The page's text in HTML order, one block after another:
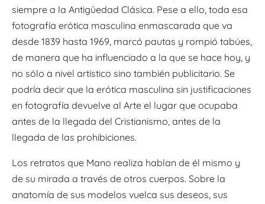
siempre a la Antigüedad Clásica. Pese a ello, toda esa
fotografía erótica masculina enmascarada que va
desde 1839 hasta 1969, marcó pautas y rompió tabúes,
de manera que ha influenciado a la que se hace hoy, y
no sólo a nivel artístico sino también publicitario. Se
podría decir que la erótica masculina sin justificaciones
en fotografía devuelve al Arte el lugar que ocupaba
antes de la llegada del Cristianismo, antes de la
llegada de las prohibiciones.
Los retratos que Mano realiza hablan de él mismo y
de su mirada a través de otros cuerpos. Sobre la
anatomía de sus modelos vuelca sus deseos, sus